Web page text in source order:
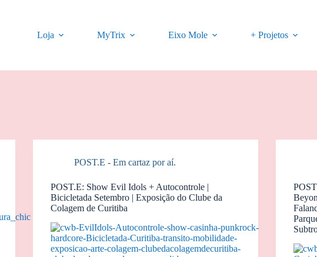
Loja MyTrix Eixo Mole + Projetos
POST.E - Em cartaz por aí.
POST.E: Show Evil Idols + Autocontrole |
Bicicletada Setembro | Exposição do Clube da
Colagem de Curitiba